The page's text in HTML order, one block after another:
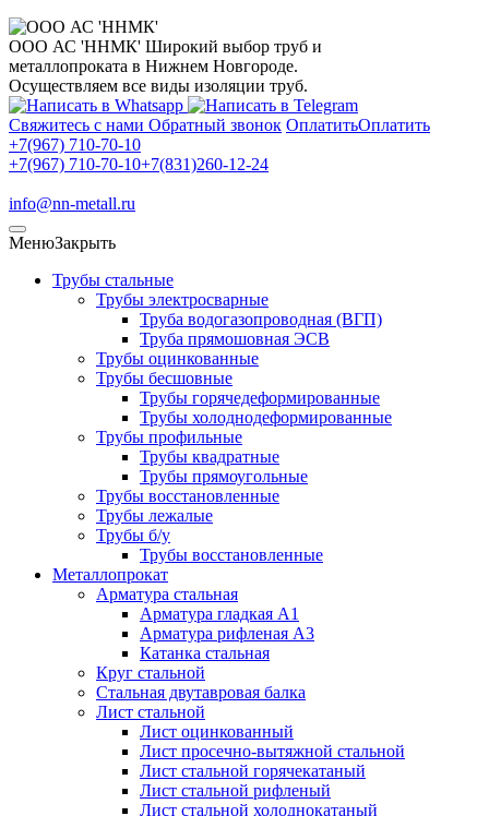
ООО АС 'ННМК' Широкий выбор труб и
металлопроката в Нижнем Новгороде.
Осуществляем все виды изоляции труб.
Свяжитесь с нами Обратный звонок ОплатитьОплатить
+7(967) 710-70-10
+7(967) 710-70-10+7(831)260-12-24
info@nn-metall.ru
МенюЗакрыть
Трубы стальные
Трубы электросварные
Труба водогазопроводная (ВГП)
Труба прямошовная ЭСВ
Трубы оцинкованные
Трубы бесшовные
Трубы горячедеформированные
Трубы холоднодеформированные
Трубы профильные
Трубы квадратные
Трубы прямоугольные
Трубы восстановленные
Трубы лежалые
Трубы б/у
Трубы восстановленные
Металлопрокат
Арматура стальная
Арматура гладкая А1
Арматура рифленая А3
Катанка стальная
Круг стальной
Стальная двутавровая балка
Лист стальной
Лист оцинкованный
Лист просечно-вытяжной стальной
Лист стальной горячекатаный
Лист стальной рифленый
Лист стальной холоднокатаный